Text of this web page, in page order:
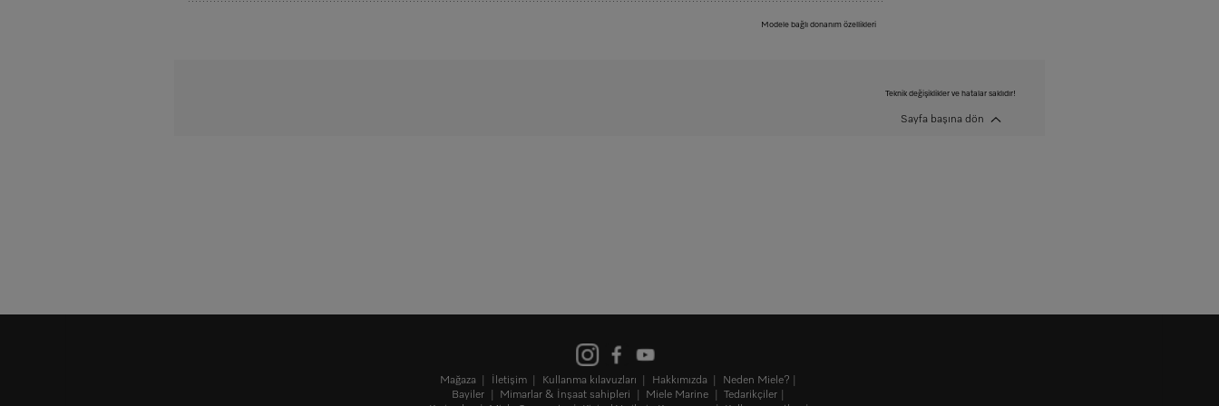
Modele bağlı donanım özellikleri
Teknik değişiklikler ve hatalar saklıdır!
Sayfa başına dön
Mağaza İletişim Kullanma kılavuzları Hakkımızda
Neden Miele?
Bayiler
Mimarlar & İnşaat sahipleri Miele Marine
Tedarikçiler